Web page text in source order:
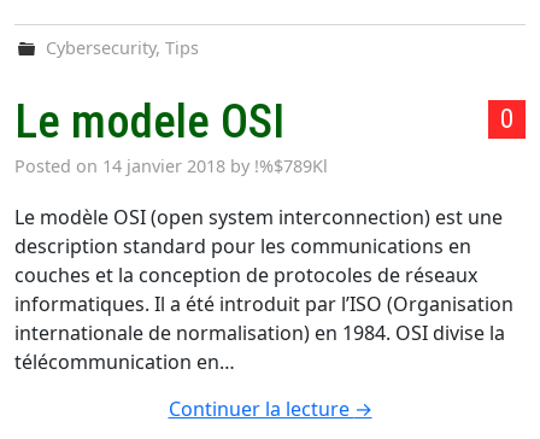
Cybersecurity,Tips
0
Le modele OSI
Posted on 14 janvier 2018 by !%$789Kl
Le modèle OSI (open system interconnection) est une
description standard pour les communications en
couches et la conception de protocoles de réseaux
informatiques. Il a été introduit par l’ISO (Organisation
internationale de normalisation) en 1984. OSI divise la
télécommunication en…
Continuer la lecture →